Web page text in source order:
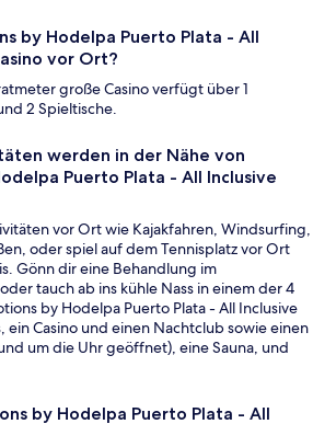
by Hodelpa Puerto Plata - All
vor Ort?
große Casino verfügt über 1
2 Spieltische.
werden in der Nähe von
Puerto Plata - All Inclusive
vor Ort wie Kajakfahren, Windsurfing,
oder spiel auf dem Tennisplatz vor Ort
Gönn dir eine Behandlung im
tauch ab ins kühle Nass in einem der 4
by Hodelpa Puerto Plata - All Inclusive
ein Casino und einen Nachtclub sowie einen
um die Uhr geöffnet), eine Sauna, und
by Hodelpa Puerto Plata - All